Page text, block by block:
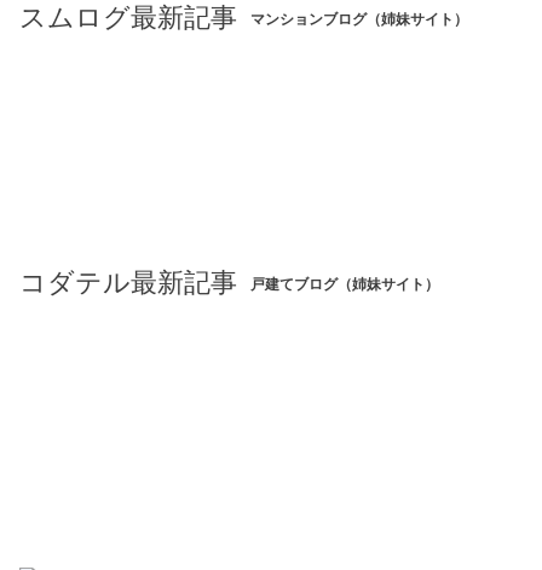
スムログ最新記事 マンションブログ（姉妹サイト）
コダテル最新記事 戸建てブログ（姉妹サイト）